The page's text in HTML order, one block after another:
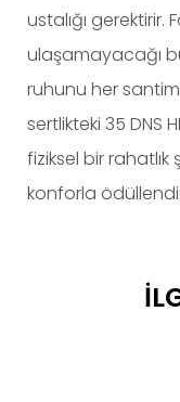
ustalığı gerektirir.
ulaşamayacağı
ruhunu her
sertlikteki 35 DNS
fiziksel bir
konforla